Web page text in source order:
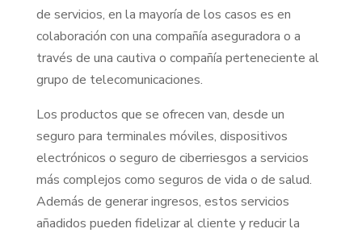
de servicios, en la mayoría de los casos es en
colaboración con una compañía aseguradora o a
través de una cautiva o compañía perteneciente al
grupo de telecomunicaciones.
Los productos que se ofrecen van, desde un
seguro para terminales móviles, dispositivos
electrónicos o seguro de ciberriesgos a servicios
más complejos como seguros de vida o de salud.
Además de generar ingresos, estos servicios
añadidos pueden fidelizar al cliente y reducir la